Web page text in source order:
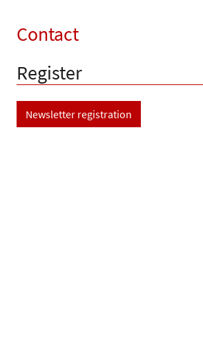
Contact
Register
Newsletter registration